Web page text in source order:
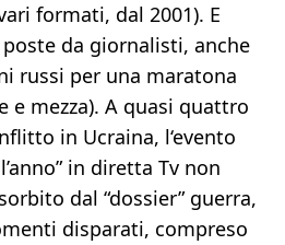
formati, dal 2001). E
da giornalisti, anche
russi per una maratona
e mezza). A quasi quattro
in Ucraina, l‘evento
in diretta Tv non
dal “dossier” guerra,
disparati, compreso